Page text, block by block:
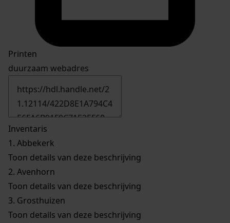
Printen
duurzaam webadres
Inventaris
1. Abbekerk
Toon details van deze beschrijving
2. Avenhorn
Toon details van deze beschrijving
3. Grosthuizen
Toon details van deze beschrijving